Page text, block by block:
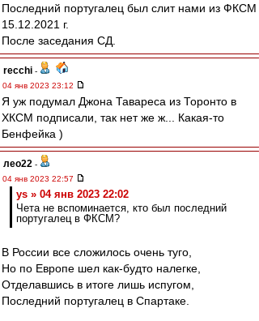
Последний португалец был слит нами из ФКСМ
15.12.2021 г.
После заседания СД.
recchi -
04 янв 2023 23:12
Я уж подумал Джона Тавареса из Торонто в
ХКСМ подписали, так нет же ж... Какая-то
Бенфейка )
лео22 -
04 янв 2023 22:57
ys » 04 янв 2023 22:02
Чета не вспоминается, кто был последний
португалец в ФКСМ?
В России все сложилось очень туго,
Но по Европе шел как-будто налегке,
Отделавшись в итоге лишь испугом,
Последний португалец в Спартаке.